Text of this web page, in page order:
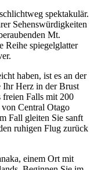
spektakulär.
Sehenswürdigkeiten
Mt.
Reihe spiegelglatter
haben, ist es an der
Ihr Herz in der Brust
freien Falls mit 200
Central Otago
Fall gleiten Sie sanft
ruhigen Flug zurück
einem Ort mit